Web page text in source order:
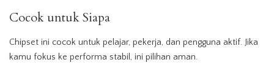
Cocok untuk Siapa
Chipset ini cocok untuk pelajar, pekerja, dan pengguna aktif. Jika
kamu fokus ke performa stabil, ini pilihan aman.